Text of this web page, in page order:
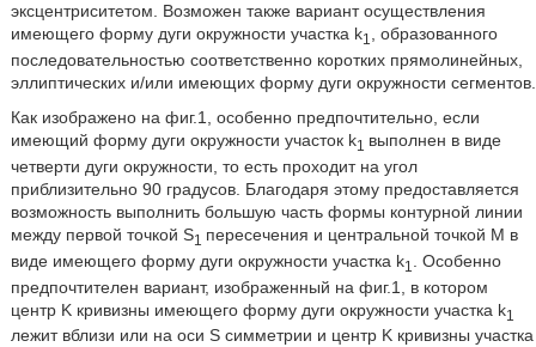
эксцентриситетом. Возможен также вариант осуществления
имеющего форму дуги окружности участка k1 , образованного
последовательностью соответственно коротких прямолинейных,
эллиптических и/или имеющих форму дуги окружности сегментов.
Как изображено на фиг.1, особенно предпочтительно, если
имеющий форму дуги окружности участок k1 выполнен в виде
четверти дуги окружности, то есть проходит на угол
приблизительно 90 градусов. Благодаря этому предоставляется
возможность выполнить большую часть формы контурной линии
между первой точкой S1 пересечения и центральной точкой M в
виде имеющего форму дуги окружности участка k1
. Особенно
предпочтителен вариант, изображенный на фиг.1, в котором
центр K кривизны имеющего форму дуги окружности участка k1
лежит вблизи или на оси S симметрии и центр K кривизны участка